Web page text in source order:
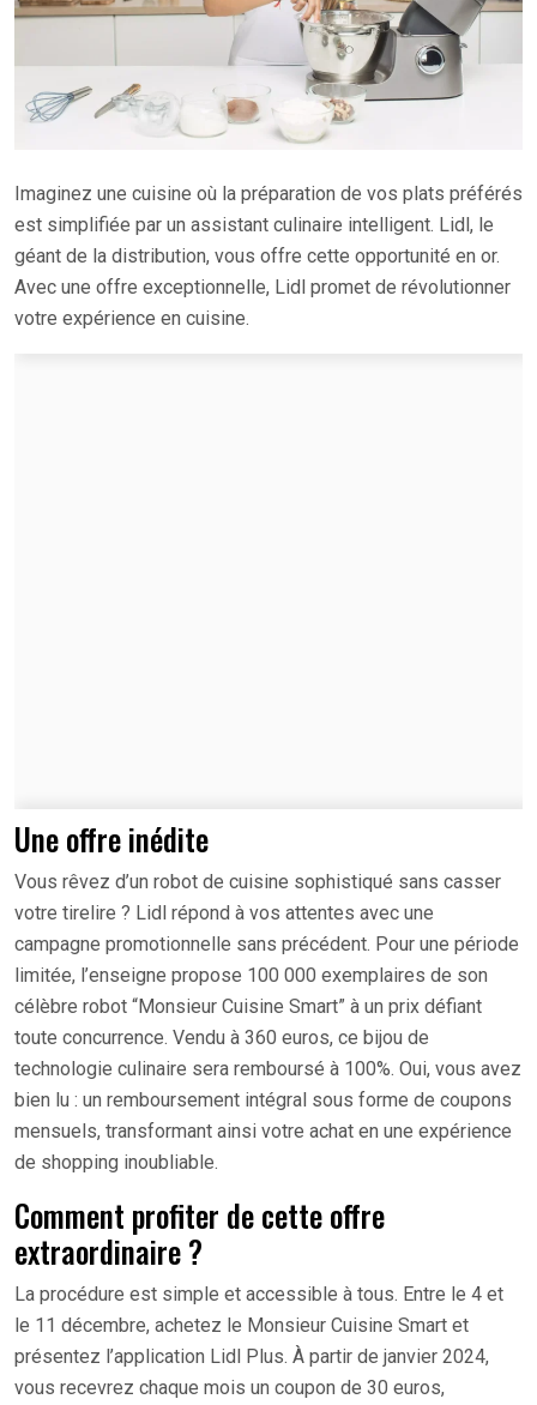
Imaginez une cuisine où la préparation de vos plats préférés
est simplifiée par un assistant culinaire intelligent. Lidl, le
géant de la distribution, vous offre cette opportunité en or.
Avec une offre exceptionnelle, Lidl promet de révolutionner
votre expérience en cuisine.
Une offre inédite
Vous rêvez d’un robot de cuisine sophistiqué sans casser
votre tirelire ? Lidl répond à vos attentes avec une
campagne promotionnelle sans précédent. Pour une période
limitée, l’enseigne propose 100 000 exemplaires de son
célèbre robot “Monsieur Cuisine Smart” à un prix défiant
toute concurrence. Vendu à 360 euros, ce bijou de
technologie culinaire sera remboursé à 100%. Oui, vous avez
bien lu : un remboursement intégral sous forme de coupons
mensuels, transformant ainsi votre achat en une expérience
de shopping inoubliable.
Comment profiter de cette offre
extraordinaire ?
La procédure est simple et accessible à tous. Entre le 4 et
le 11 décembre, achetez le Monsieur Cuisine Smart et
présentez l’application Lidl Plus. À partir de janvier 2024,
vous recevrez chaque mois un coupon de 30 euros,